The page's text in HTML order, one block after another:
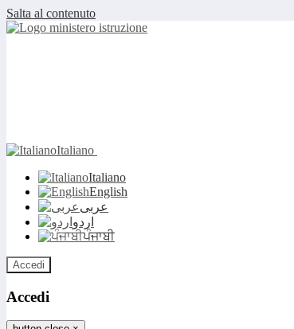
Salta al contenuto
Italiano
Italiano
English
عربى
اردو
ਪੰਜਾਬੀ
Accedi
Accedi